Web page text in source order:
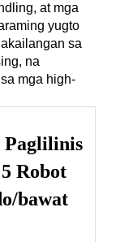
at mga
yugto
sa
na
mga high-
Paglilinis
Robot
bawat